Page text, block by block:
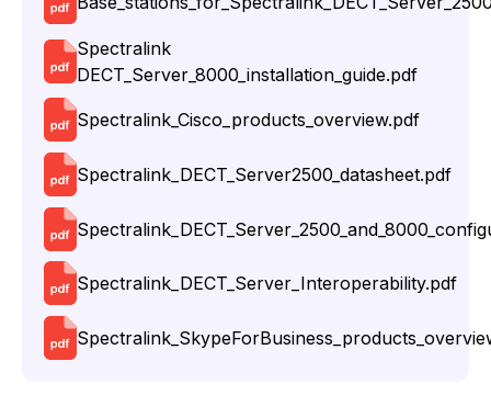
Spectralink
DECT_Server_8000_installation_guide.pdf
Spectralink_Cisco_products_overview.pdf
Spectralink_DECT_Server2500_datasheet.pdf
Spectralink_DECT_Server_Interoperability.pdf